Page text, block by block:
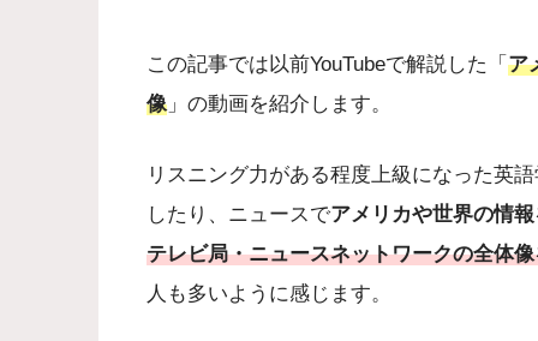
この記事では以前YouTubeで解説した「 ア
像」の動画を紹介します。
リスニング力がある程度上級になった英
したり、ニュースでアメリカや世界の情
テレビ局・ニュースネットワークの全体
人も多いように感じます。